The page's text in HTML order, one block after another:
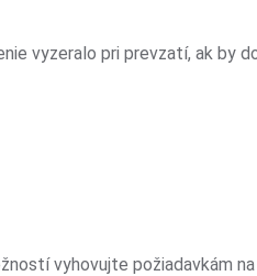
vyzeralo pri prevzatí, ak by
vyhovujte požiadavkám